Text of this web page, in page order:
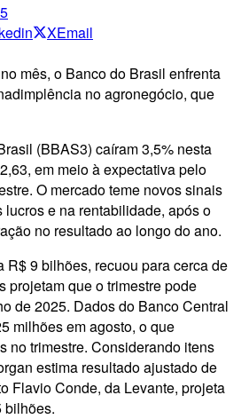
XEmail
mês, o Banco do Brasil enfrenta
no agronegócio, que
(BBAS3) caíram 3,5% nesta
em meio à expectativa pelo
O mercado teme novos sinais
e na rentabilidade, após o
no resultado ao longo do ano.
R$ 9 bilhões, recuou para cerca de
projetam que o trimestre pode
de 2025. Dados do Banco Central
milhões em agosto, o que
no trimestre. Considerando itens
estima resultado ajustado de
Flavio Conde, da Levante, projeta
bilhões.